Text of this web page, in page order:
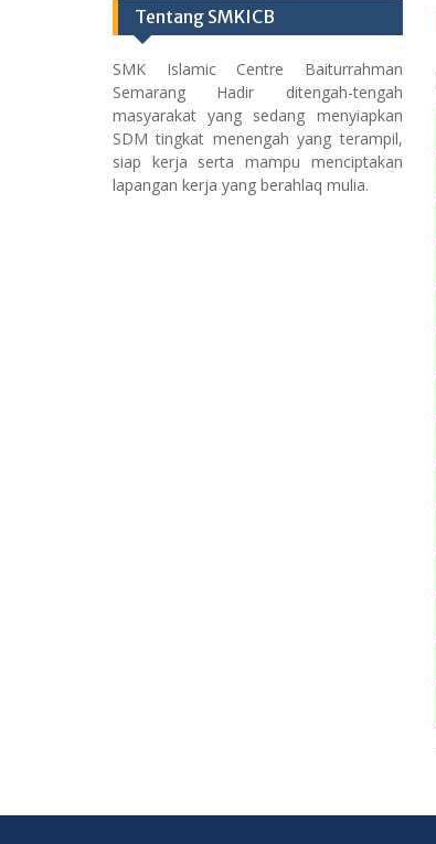
Tentang SMKICB
SMK Islamic Centre Baiturrahman
Semarang Hadir ditengah-tengah
masyarakat yang sedang menyiapkan
SDM tingkat menengah yang terampil,
siap kerja serta mampu menciptakan
lapangan kerja yang berahlaq mulia.